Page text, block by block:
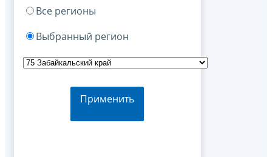
Все регионы
Выбранный регион
Применить